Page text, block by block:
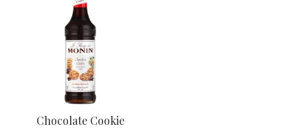
Chocolate Cookie